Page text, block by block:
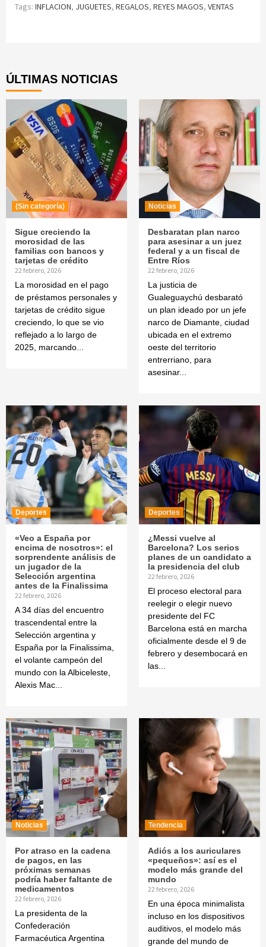
Tags: INFLACION, JUGUETES, REGALOS, REYES MAGOS, VENTAS
ÚLTIMAS NOTICIAS
(Sin categoría)
Sigue creciendo la
morosidad de las
familias con bancos y
tarjetas de crédito
22 febrero, 2026
La morosidad en el pago
de préstamos personales y
tarjetas de crédito sigue
creciendo, lo que se vio
reflejado a lo largo de
2025, marcando...
Noticias
Desbaratan plan narco
para asesinar a un juez
federal y a un fiscal de
Entre Ríos
22 febrero, 2026
La justicia de
Gualeguaychú desbarató
un plan ideado por un jefe
narco de Diamante, ciudad
ubicada en el extremo
oeste del territorio
entrerriano, para
asesinar...
Deportes
«Veo a España por
encima de nosotros»: el
sorprendente análisis de
un jugador de la
Selección argentina
antes de la Finalissima
22 febrero, 2026
A 34 días del encuentro
trascendental entre la
Selección argentina y
España por la Finalissima,
el volante campeón del
mundo con la Albiceleste,
Alexis Mac...
Deportes
¿Messi vuelve al
Barcelona? Los serios
planes de un candidato a
la presidencia del club
22 febrero, 2026
El proceso electoral para
reelegir o elegir nuevo
presidente del FC
Barcelona está en marcha
oficialmente desde el 9 de
febrero y desembocará en
las...
Noticias
Por atraso en la cadena
de pagos, en las
próximas semanas
podría haber faltante de
medicamentos
22 febrero, 2026
La presidenta de la
Confederación
Farmacéutica Argentina
Tendencia
Adiós a los auriculares
«pequeños»: así es el
modelo más grande del
mundo
22 febrero, 2026
En una época minimalista
incluso en los dispositivos
auditivos, el modelo más
grande del mundo de